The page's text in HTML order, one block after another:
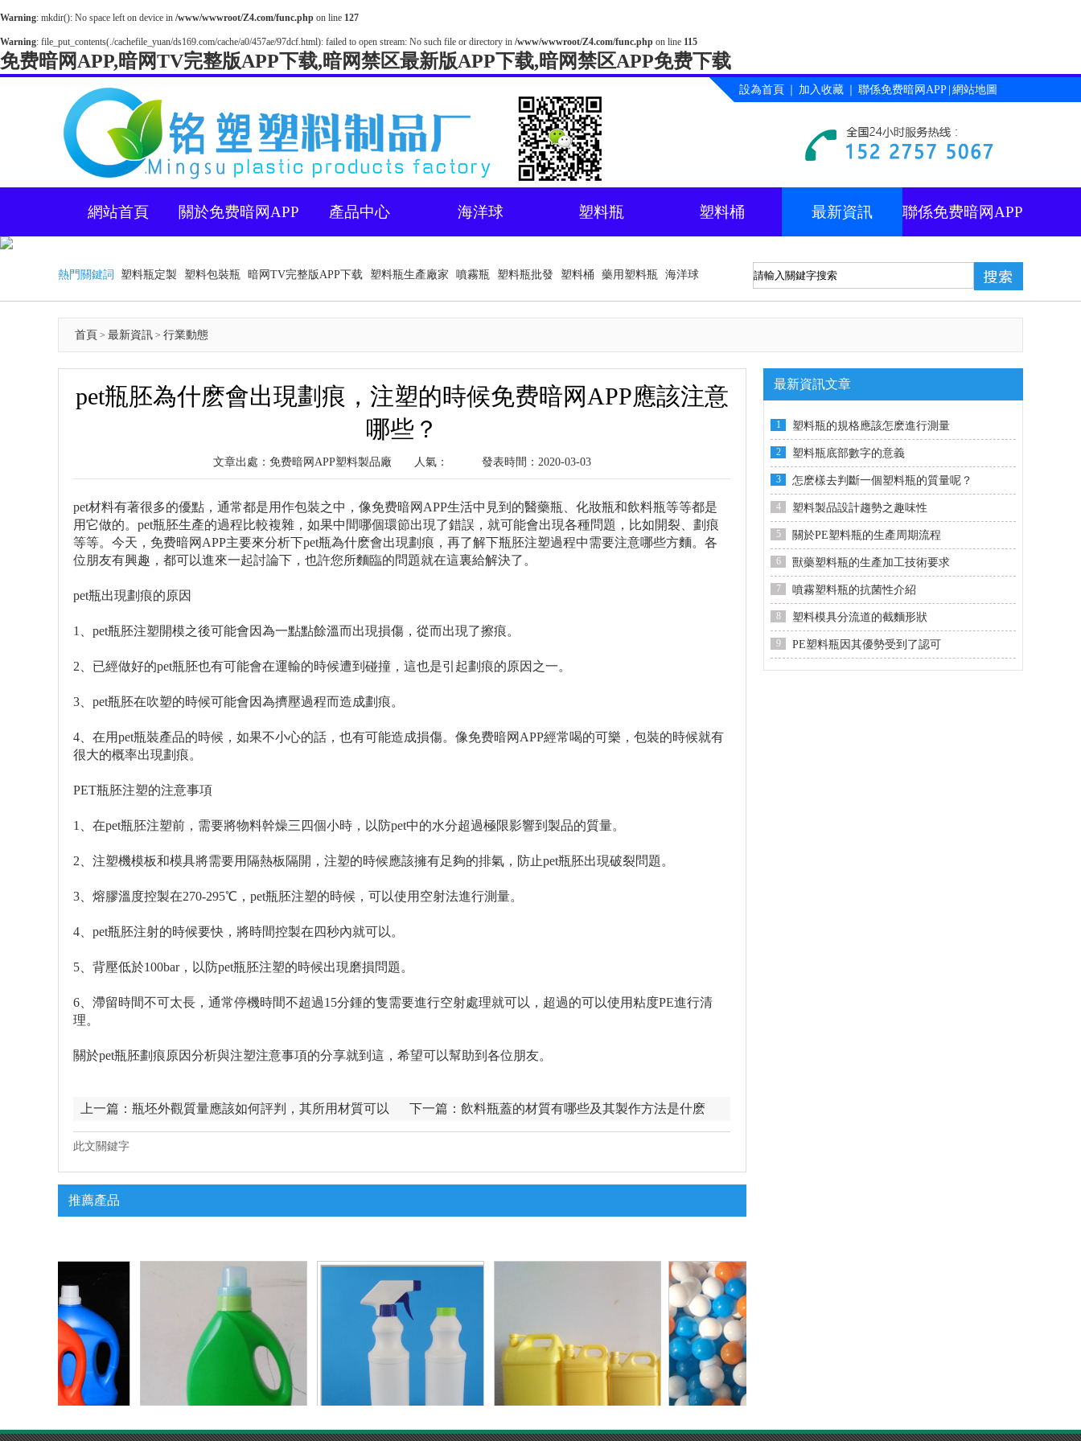
Warning: mkdir(): No space left on device in /www/wwwroot/Z4.com/func.php on line 127
Warning: file_put_contents(./cachefile_yuan/ds169.com/cache/a0/457ae/97dcf.html): failed to open stream: No such file or directory in /www/wwwroot/Z4.com/func.php on line 115
免费暗网APP,暗网TV完整版APP下载,暗网禁区最新版APP下载,暗网禁区APP免费下载
設為首頁 加入收藏 聯係免费暗网APP 網站地圖
網站首頁 關於免费暗网APP 產品中心 海洋球 塑料瓶 塑料桶 最新資訊 聯係免费暗网APP
熱門關鍵詞 塑料瓶定製 塑料包裝瓶 暗网TV完整版APP下载 塑料瓶生產廠家 噴霧瓶 塑料瓶批發 塑料桶 藥用塑料瓶 海洋球
首頁 > 最新資訊 > 行業動態
pet瓶胚為什麽會出現劃痕，注塑的時候免费暗网APP應該注意
哪些？
文章出處：免费暗网APP塑料製品廠 人氣： 發表時間：2020-03-03
pet材料有著很多的優點，通常都是用作包裝之中，像免费暗网APP生活中見到的醫藥瓶、化妝瓶和飲料瓶等等都是
用它做的。pet瓶胚生產的過程比較複雜，如果中間哪個環節出現了錯誤，就可能會出現各種問題，比如開裂、劃痕
等等。今天，免费暗网APP主要來分析下pet瓶為什麽會出現劃痕，再了解下瓶胚注塑過程中需要注意哪些方麵。各
位朋友有興趣，都可以進來一起討論下，也許您所麵臨的問題就在這裏給解決了。
pet瓶出現劃痕的原因
1、pet瓶胚注塑開模之後可能會因為一點點餘溫而出現損傷，從而出現了擦痕。
2、已經做好的pet瓶胚也有可能會在運輸的時候遭到碰撞，這也是引起劃痕的原因之一。
3、pet瓶胚在吹塑的時候可能會因為擠壓過程而造成劃痕。
4、在用pet瓶裝產品的時候，如果不小心的話，也有可能造成損傷。像免费暗网APP經常喝的可樂，包裝的時候就有
很大的概率出現劃痕。
PET瓶胚注塑的注意事項
1、在pet瓶胚注塑前，需要將物料幹燥三四個小時，以防pet中的水分超過極限影響到製品的質量。
2、注塑機模板和模具將需要用隔熱板隔開，注塑的時候應該擁有足夠的排氣，防止pet瓶胚出現破裂問題。
3、熔膠溫度控製在270-295℃，pet瓶胚注塑的時候，可以使用空射法進行測量。
4、pet瓶胚注射的時候要快，將時間控製在四秒內就可以。
5、背壓低於100bar，以防pet瓶胚注塑的時候出現磨損問題。
6、滯留時間不可太長，通常停機時間不超過15分鍾的隻需要進行空射處理就可以，超過的可以使用粘度PE進行清
理。
關於pet瓶胚劃痕原因分析與注塑注意事項的分享就到這，希望可以幫助到各位朋友。
上一篇：瓶坯外觀質量應該如何評判，其所用材質可以
有哪些？
下一篇： 飲料瓶蓋的材質有哪些及其製作方法是什麽
此文關鍵字
推薦產品
最新資訊文章
1 塑料瓶的規格應該怎麽進行測量
2 塑料瓶底部數字的意義
3 怎麽樣去判斷一個塑料瓶的質量呢？
4 塑料製品設計趨勢之趣味性
5 關於PE塑料瓶的生產周期流程
6 獸藥塑料瓶的生產加工技術要求
7 噴霧塑料瓶的抗菌性介紹
8 塑料模具分流道的截麵形狀
9 PE塑料瓶因其優勢受到了認可